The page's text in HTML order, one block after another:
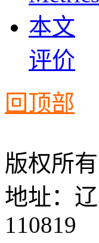
本文
评价
回顶部
版权所
地址：
110819